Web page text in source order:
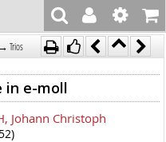
→ Trios
in e-moll
Johann Christoph